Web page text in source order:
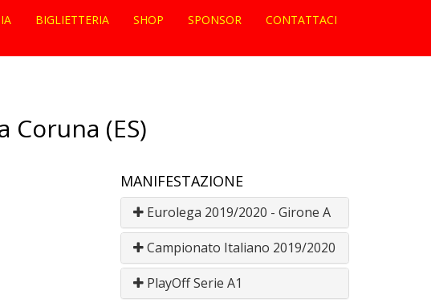
BIGLIETTERIA SHOP SPONSOR CONTATTACI
Coruna (ES)
MANIFESTAZIONE
Eurolega 2019/2020 - Girone A
Campionato Italiano 2019/2020
PlayOff Serie A1